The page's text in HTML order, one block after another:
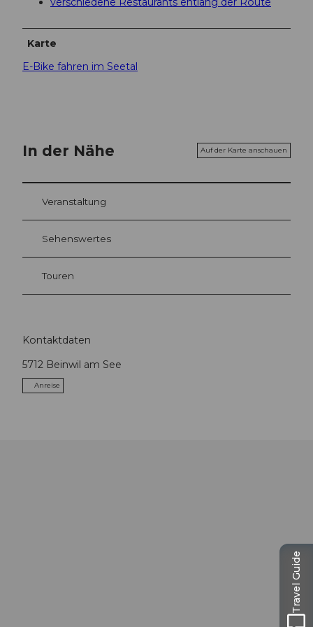
Karte
E-Bike fahren im Seetal
In der Nähe Auf der Karte anschauen
Veranstaltung
Sehenswertes
Touren
Kontaktdaten
5712 Beinwil am See
Anreise
Travel Guide